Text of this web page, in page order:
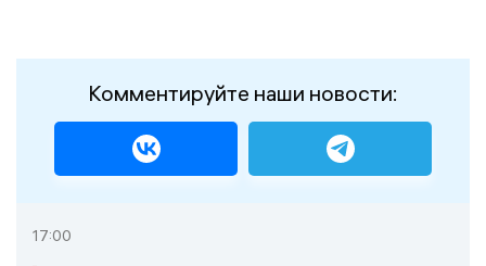
Комментируйте наши новости:
17:00